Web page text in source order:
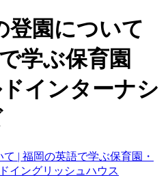
登園について
で学ぶ保育園
インターナシ